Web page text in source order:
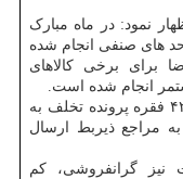
نمود: در ماه مبارک
از واحد های صنفی انجام شده
برای برخی کالاهای
انجام شده است.
وی ادامه داد: دراین بازه زمانی بیش از ۴۲۸۴ فقره پرونده تخلف به
تنظیم و به مراجع ذیربط ارسال
نیز گرانفروشی، کم